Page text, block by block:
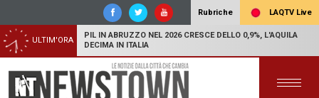
Rubriche LAQTV Live
ULTIM'ORA
PIL IN ABRUZZO NEL 2026 CRESCE DELLO 0,9%, L'AQUILA
DECIMA IN ITALIA